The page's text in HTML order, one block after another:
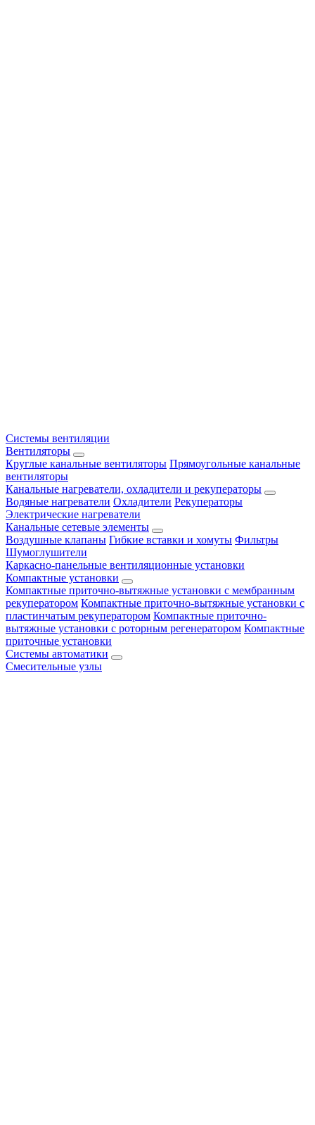
Системы вентиляции
Вентиляторы
Круглые канальные вентиляторы Прямоугольные канальные
вентиляторы
Канальные нагреватели, охладители и рекуператоры
Водяные нагреватели Охладители Рекуператоры
Электрические нагреватели
Канальные сетевые элементы
Воздушные клапаны Гибкие вставки и хомуты Фильтры
Шумоглушители
Каркасно-панельные вентиляционные установки
Компактные установки
Компактные приточно-вытяжные установки с мембранным
рекуператором Компактные приточно-вытяжные установки с
пластинчатым рекуператором Компактные приточно-
вытяжные установки с роторным регенератором Компактные
приточные установки
Системы автоматики
Смесительные узлы